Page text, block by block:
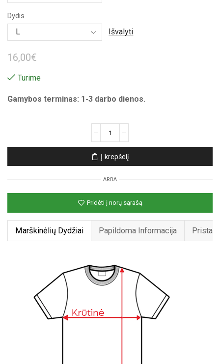
through
16,00€
Dydis
Išvalyti
16,00€
Turime
Gamybos terminas: 1-3 darbo dienos.
Unisex
marškinėliai
spauda
„Šuo
menininkas“
Į krepšelį
ARBA
Pridėti į norų sąrašą
Marškinėlių Dydžiai Papildoma Informacija